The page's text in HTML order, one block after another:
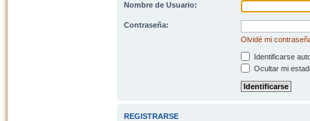
Nombre de Usuario:
Contraseña:
Olvidé mi
Identificarse
Ocultar mi
REGISTRARSE